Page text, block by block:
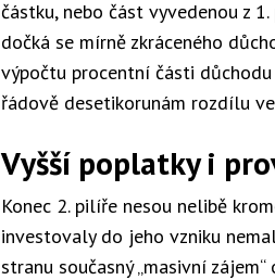
částku, nebo část vyvedenou z
dočká se mírně zkráceného
výpočtu procentní části
řádově desetikorunám rozdílu
Vyšší poplatky i
Konec 2. pilíře nesou nelibě
investovaly do jeho vzniku
stranu současný „masivní